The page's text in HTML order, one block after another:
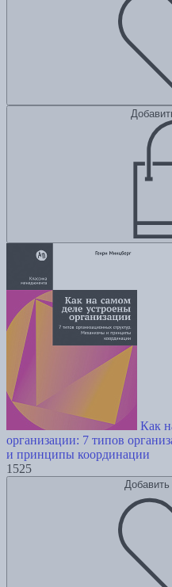
Как
организации: 7 типов
и принципы координации
1525
Добавить